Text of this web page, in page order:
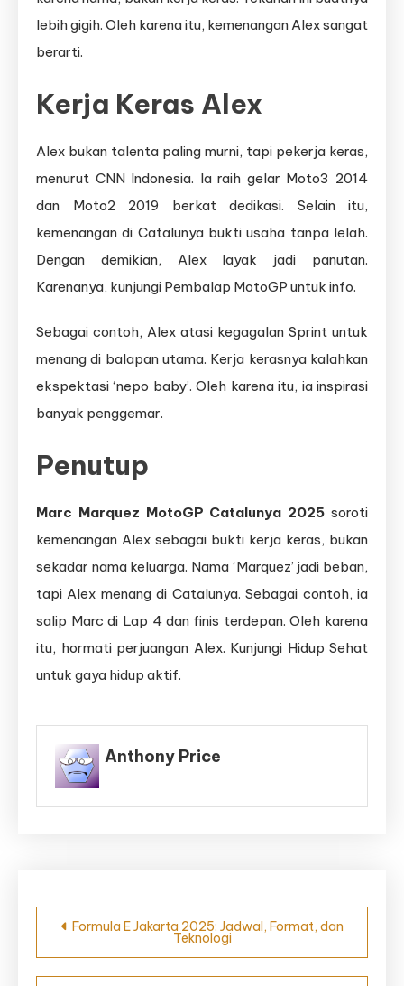
lebih gigih. Oleh karena itu, kemenangan Alex sangat
berarti.
Kerja Keras Alex
Alex bukan talenta paling murni, tapi pekerja keras,
menurut CNN Indonesia. Ia raih gelar Moto3 2014
dan Moto2 2019 berkat dedikasi. Selain itu,
kemenangan di Catalunya bukti usaha tanpa lelah.
Dengan demikian, Alex layak jadi panutan.
Karenanya, kunjungi Pembalap MotoGP untuk info.
Sebagai contoh, Alex atasi kegagalan Sprint untuk
menang di balapan utama. Kerja kerasnya kalahkan
ekspektasi ‘nepo baby’. Oleh karena itu, ia inspirasi
banyak penggemar.
Penutup
Marc Marquez MotoGP Catalunya 2025 soroti
kemenangan Alex sebagai bukti kerja keras, bukan
sekadar nama keluarga. Nama ‘Marquez’ jadi beban,
tapi Alex menang di Catalunya. Sebagai contoh, ia
salip Marc di Lap 4 dan finis terdepan. Oleh karena
itu, hormati perjuangan Alex. Kunjungi Hidup Sehat
untuk gaya hidup aktif.
Anthony Price
Navigasi
pos
Formula E Jakarta 2025: Jadwal, Format, dan
Teknologi